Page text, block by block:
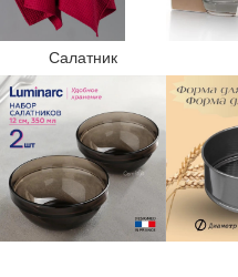
Салатник